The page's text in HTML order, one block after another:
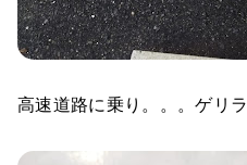
高速道路に乗り。。。ゲリ